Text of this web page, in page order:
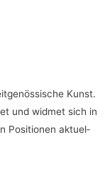
Kunst.
und wid­met sich in
Posi­tio­nen aktu­el­